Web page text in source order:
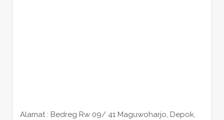
Alamat : Bedreg Rw 09/ 41 Maguwoharjo, Depok,